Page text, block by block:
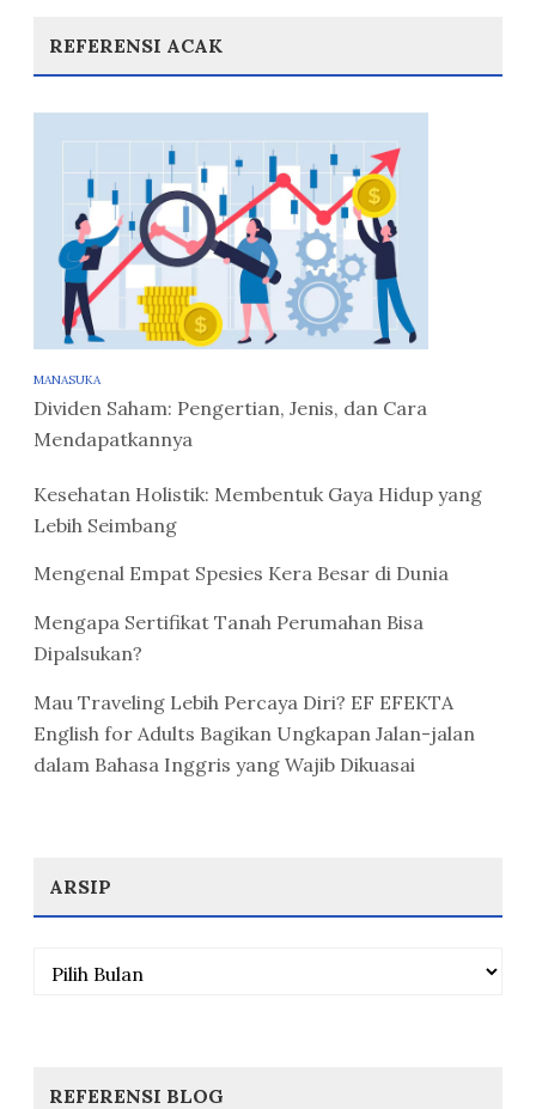
REFERENSI ACAK
MANASUKA
Dividen Saham: Pengertian, Jenis, dan Cara
Mendapatkannya
Kesehatan Holistik: Membentuk Gaya Hidup yang
Lebih Seimbang
Mengenal Empat Spesies Kera Besar di Dunia
Mengapa Sertifikat Tanah Perumahan Bisa
Dipalsukan?
Mau Traveling Lebih Percaya Diri? EF EFEKTA
English for Adults Bagikan Ungkapan Jalan-jalan
dalam Bahasa Inggris yang Wajib Dikuasai
ARSIP
Arsip
REFERENSI BLOG